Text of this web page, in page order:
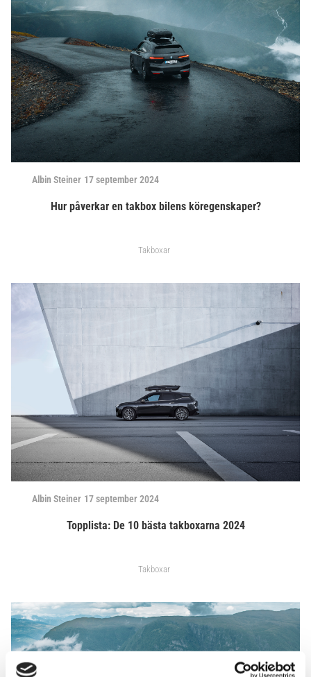
Albin Steiner 17 september 2024
Hur påverkar en takbox bilens köregenskaper?
Takboxar
Albin Steiner 17 september 2024
Topplista: De 10 bästa takboxarna 2024
Takboxar